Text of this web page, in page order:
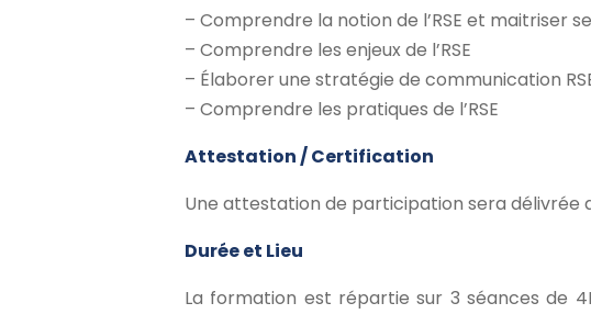
– Comprendre la notion de l’RSE et maitriser
– Comprendre les enjeux de l’RSE
– Élaborer une stratégie de communication
– Comprendre les pratiques de l’RSE
Attestation / Certification
Une attestation de participation sera délivrée
Durée et Lieu
La formation est répartie sur 3 séances de